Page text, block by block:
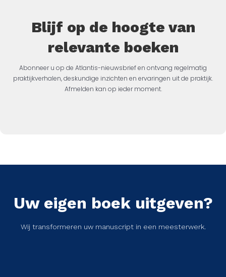
Blijf op de hoogte van
relevante boeken
Abonneer u op de Atlantis-nieuwsbrief en ontvang regelmatig
praktijkverhalen, deskundige inzichten en ervaringen uit de praktijk.
Afmelden kan op ieder moment.
Uw eigen boek uitgeven?
Wij transformeren uw manuscript in een meesterwerk.